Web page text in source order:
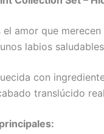
amor que merecen
labios
con
translúcido